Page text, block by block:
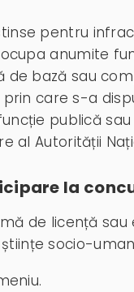
pentru
anumite
de bază sau
care s-a
publică
al Autorității
la
de licență
socio-